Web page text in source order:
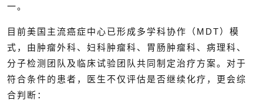
一。
目前美国主流癌症中心已形成多学科协作（MDT）模
式，由肿瘤外科、妇科肿瘤科、胃肠肿瘤科、病理科、
分子检测团队及临床试验团队共同制定治疗方案。对于
符合条件的患者，医生不仅评估是否继续化疗，更会综
合判断：